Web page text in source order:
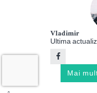
Vladimir
Ultima
Mai